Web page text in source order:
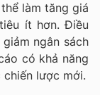
làm tăng giá
ít hơn. Điều
ngân sách
có khả năng
lược mới.